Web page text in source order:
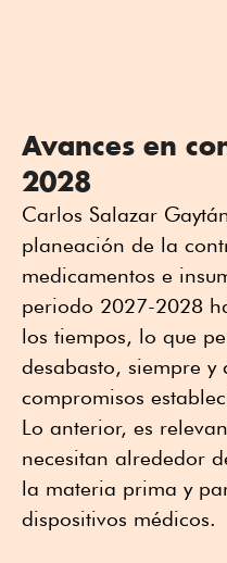
Avances en
2028
Carlos Salazar
planeación de la
medicamentos e
periodo 2027-2028
los tiempos, lo que
desabasto, siempre y
compromisos
Lo anterior, es
necesitan alrededor
la materia prima y
dispositivos médicos.